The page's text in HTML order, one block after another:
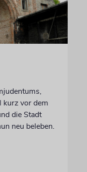
kurz vor dem
die Stadt
neu beleben.